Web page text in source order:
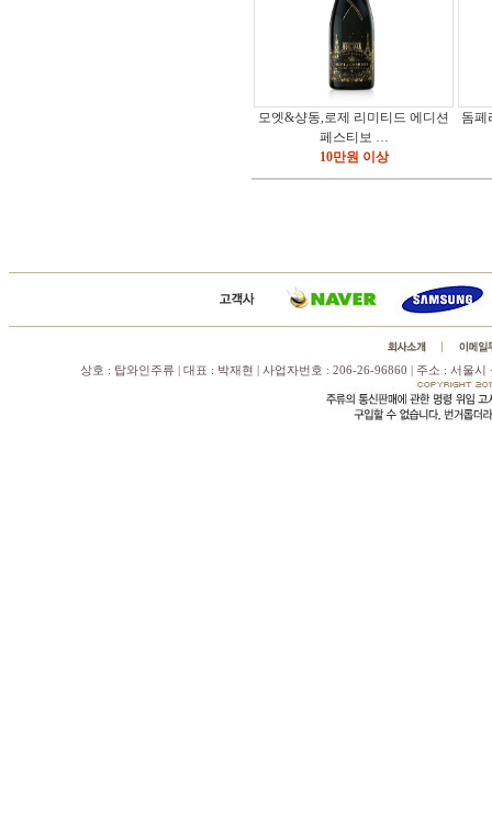
모엣&샹동,로제 리미티드 에디션
페스티보 …
10만원 이상
돔페
상호 : 탑와인주류 | 대표 : 박재현 | 사업자번호 : 206-26-96860 | 주소 : 서울